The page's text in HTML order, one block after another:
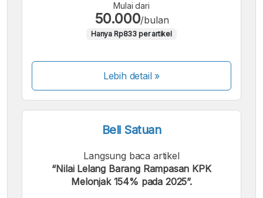
Mulai dari
50.000/bulan
Hanya Rp833 per artikel
Lebih detail »
Beli Satuan
Langsung baca artikel
“Nilai Lelang Barang Rampasan KPK
Melonjak 154% pada 2025”.